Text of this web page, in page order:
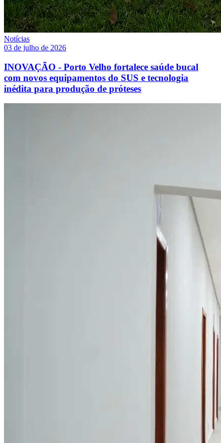
Notícias
03 de julho de 2026
INOVAÇÃO - Porto Velho fortalece saúde bucal
com novos equipamentos do SUS e tecnologia
inédita para produção de próteses